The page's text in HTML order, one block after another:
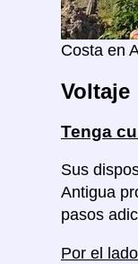
Costa en
Voltaje
Tenga
Sus
Antigua
pasos
Por el